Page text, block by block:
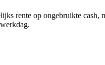
rente op ongebruikte cash,